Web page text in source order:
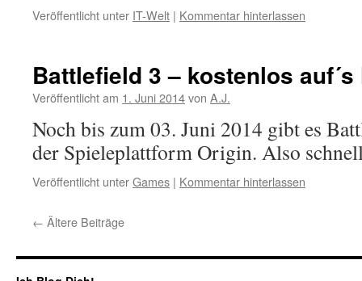
Veröffentlicht unter IT-Welt | Kommentar hinterlassen
Battlefield 3 – kostenlos auf´s
Veröffentlicht am 1. Juni 2014von A.J.
Noch bis zum 03. Juni 2014 gibt es
der Spieleplattform Origin. Also
Veröffentlicht unterGames | Kommentar hinterlassen
← Ältere Beiträge